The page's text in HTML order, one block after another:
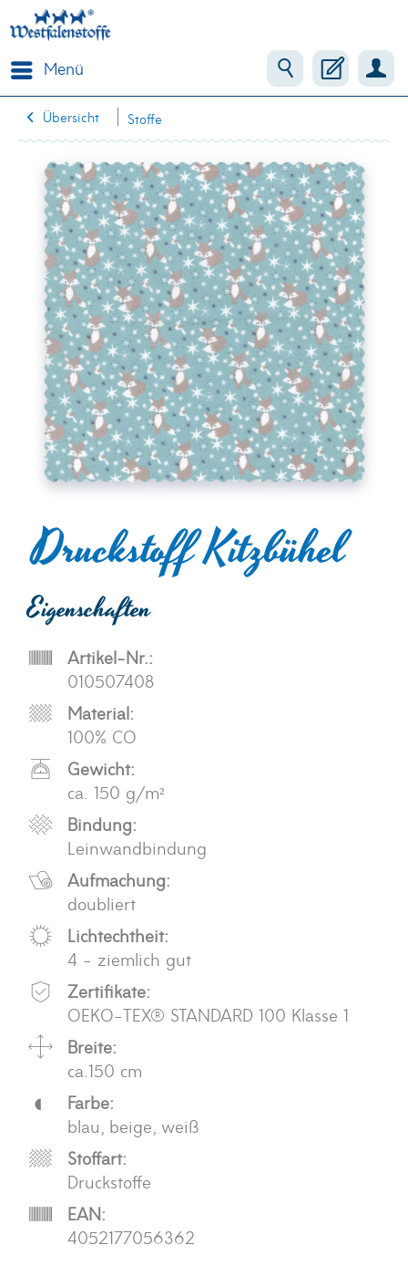
Menü
Übersicht Stoffe
Druckstoff Kitzbühel
Eigenschaften
Artikel-Nr.:
010507408
Material:
100% CO
Gewicht:
ca. 150 g/m²
Bindung:
Leinwandbindung
Aufmachung:
doubliert
Lichtechtheit:
4 - ziemlich gut
Zertifikate:
OEKO-TEX® STANDARD 100 Klasse 1
Breite:
ca.150 cm
Farbe:
blau, beige, weiß
Stoffart:
Druckstoffe
EAN:
4052177056362